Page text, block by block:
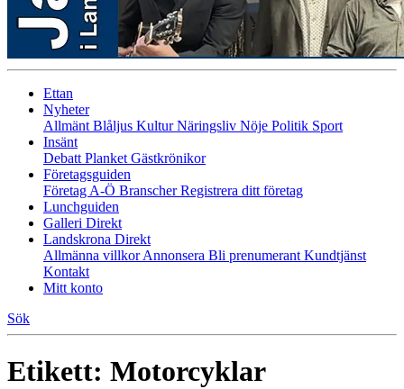
Ettan
Nyheter
Allmänt Blåljus KulturNäringsliv Nöje Politik Sport
Insänt
Debatt Planket Gästkrönikor
Företagsguiden
Företag A-Ö BranscherRegistrera ditt företag
Lunchguiden
Galleri Direkt
Landskrona Direkt
Allmänna villkorAnnonsera Bli prenumerant Kundtjänst
Kontakt
Mitt konto
Sök
Etikett: Motorcyklar